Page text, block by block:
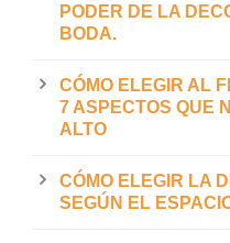
PODER DE LA
BODA.
CÓMO ELEGIR AL
7 ASPECTOS QUE
ALTO
CÓMO ELEGIR LA
SEGÚN EL